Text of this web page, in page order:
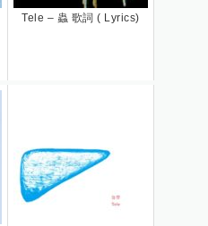
Tele – 蟲 歌詞 ( Lyrics)